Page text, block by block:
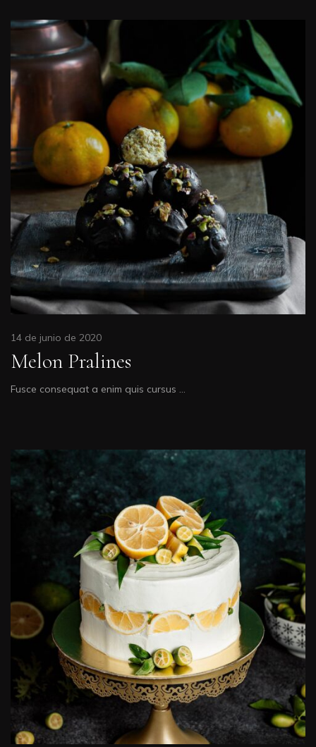
14 de junio de 2020
Melon Pralines
Fusce consequat a enim quis cursus …